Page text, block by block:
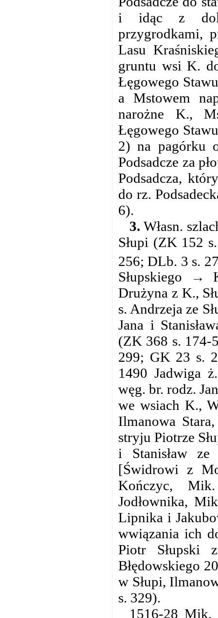
i idąc z
przygrodkami,
Lasu
gruntu wsi K.
Łęgowego
a Mstowem
narożne K.,
Łęgowego
2) na pagórku
Podsadcze za
Podsadcza,
do rz.
6).
3. Własn.
Słupi (ZK 152
256; DLb. 3 s.
Słupskiego →
Drużyna z K.,
s. Andrzeja ze
Jana i
(ZK 368 s. 174-
299; GK 23 s.
1490 Jadwiga
węg. br. rodz.
we wsiach K.,
Ilmanowa
stryju Piotrze
i Stanisław ze
[Świdrowi z
Kończyc,
Jodłownika,
Lipnika i
wwiązania ich
Piotr Słupski
Błędowskiego
w Słupi,
s. 329).
1516-28